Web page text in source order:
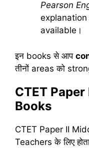
Pearson
available।
इन books से आप
तीनों areas को
CTET
Books
CTET Paper II
Teachers के लिए